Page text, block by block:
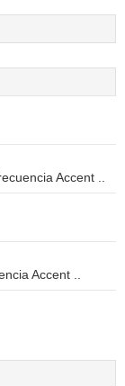
Accent ..
Accent ..